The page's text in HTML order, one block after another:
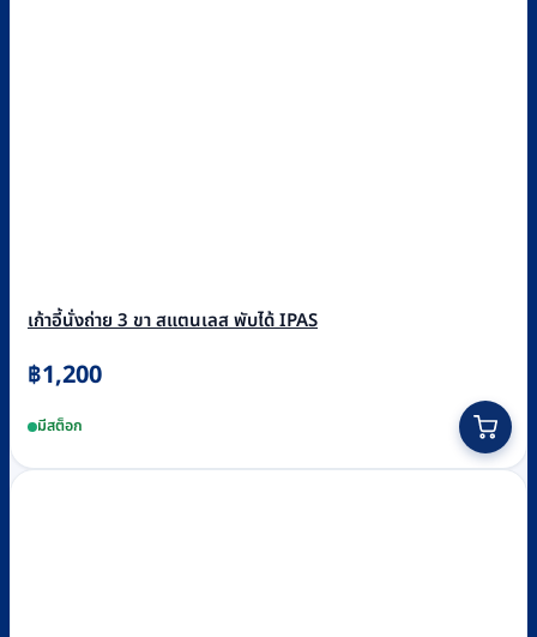
เก้าอี้นั่งถ่าย 3 ขา สแตนเลส พับได้ IPAS
฿1,200
มีสต็อก